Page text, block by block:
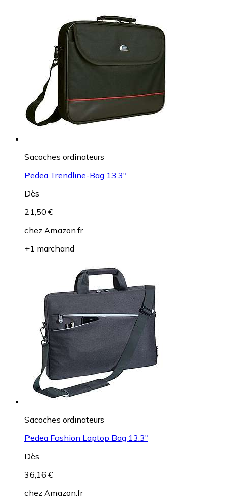
Sacoches ordinateurs
Pedea Trendline-Bag 13.3"
Dès
21,50 €
chez Amazon.fr
+1 marchand
Sacoches ordinateurs
Pedea Fashion Laptop Bag 13.3"
Dès
36,16 €
chez Amazon.fr